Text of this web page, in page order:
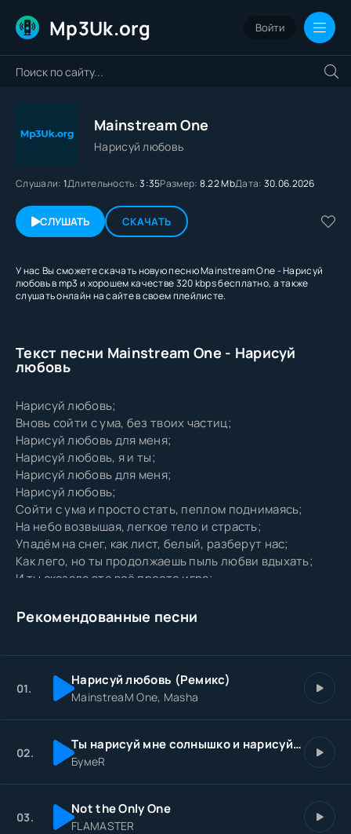
Mp3Uk.org Войти
Mainstream One
Нарисуй любовь
Слушали: 1Длительность:3:35Размер: 8.22 MbДата: 30.06.2026
СЛУШАТЬ СКАЧАТЬ
У нас Вы сможете скачать новую песню Mainstream One - Нарисуй
любовь в mp3 и хорошем качестве 320 kbps бесплатно, а также
слушать онлайн на сайте в своем плейлисте.
Текст песни Mainstream One - Нарисуй
любовь
Нарисуй любовь;
Вновь сойти с ума, без твоих частиц;
Нарисуй любовь для меня;
Нарисуй любовь, я и ты;
Нарисуй любовь для меня;
Нарисуй любовь;
Сойти с ума и просто стать, пеплом поднимаясь;
На небо возвышая, легкое тело и страсть;
Упадём на снег, как лист, белый, разберут нас;
Как лего, но ты продолжаешь пыль любви вдыхать;
И ты сказала это всё просто игра;
появились.
Рекомендованные песни
01. Нарисуй любовь (Ремикс)
MainstreaM One, Masha
02. Ты нарисуй мне солнышко и нарисуй закат
БумеR
03. Not the Only One
FLAMASTER